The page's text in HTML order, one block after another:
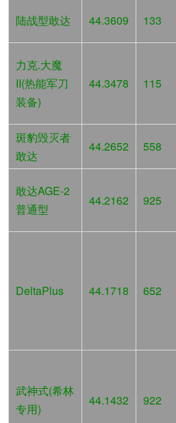
陆战型敢达 44.3609 133
力克.大魔
II(热能军刀
装备)
44.3478 115
斑豹毁灭者
敢达
44.2652 558
敢达AGE-2
普通型
44.2162 925
DeltaPlus 44.1718 652
武神式(希林
专用)
44.1432 922